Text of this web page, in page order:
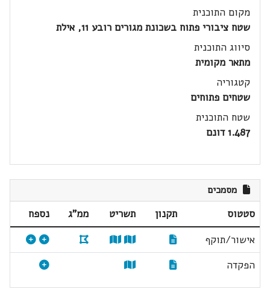
מקום התוכנית
שטח ציבורי פתוח בשכונת מגורים רובע 11, אילת
סיווג התוכנית
מתאר מקומית
קטגוריה
שטחים פתוחים
שטח התוכנית
1.487 דונם
מסמכים
סטטוס תקנון תשריט ממ"ג
נספח
אישור/תוקף
הפקדה